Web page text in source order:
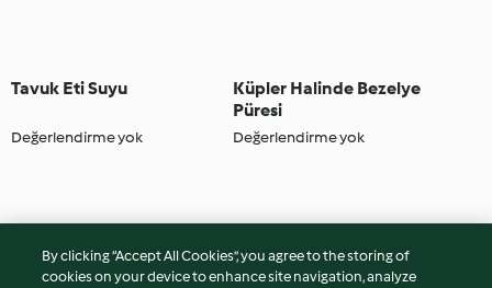
Tavuk Eti Suyu
Değerlendirme yok
Küpler Halinde Bezelye
Püresi
Değerlendirme yok
By clicking “Accept All Cookies”, you agree to the storing of
cookies on your device to enhance site navigation, analyze